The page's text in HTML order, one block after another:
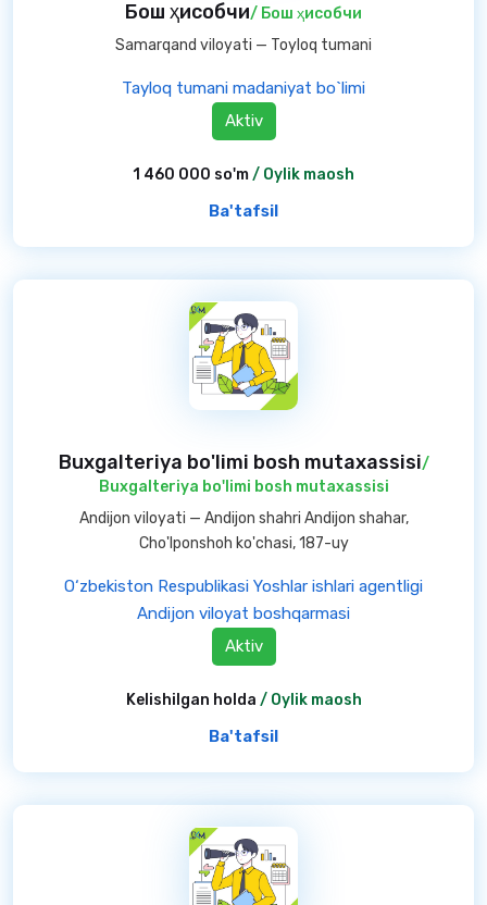
Бош ҳисобчи/ Бош ҳисобчи
Samarqand viloyati — Toyloq tumani
Tayloq tumani madaniyat bo`limi
Aktiv
1 460 000 so'm/ Oylik maosh
Ba'tafsil
Buxgalteriya bo'limi bosh mutaxassisi/
Buxgalteriya bo'limi bosh mutaxassisi
Andijon viloyati — Andijon shahri Andijon shahar,
Cho'lponshoh ko'chasi, 187-uy
O‘zbekiston Respublikasi Yoshlar ishlari agentligi
Andijon viloyat boshqarmasi
Aktiv
Kelishilgan holda / Oylik maosh
Ba'tafsil